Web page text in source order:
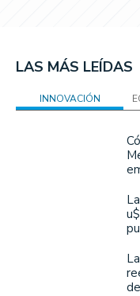
LAS MÁS LEÍDAS
INNOVACIÓN